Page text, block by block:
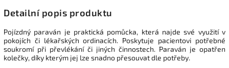
Detailní popis produktu
Pojízdný paraván je praktická pomůcka, která najde své využití v
pokojích či lékařských ordinacích. Poskytuje pacientovi potřebné
soukromí při převlékání či jiných činnostech. Paraván je opatřen
kolečky, díky kterým jej lze snadno přesouvat dle potřeby.